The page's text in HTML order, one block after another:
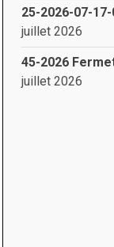
25-2026-07-
juillet 2026
45-2026
juillet 2026